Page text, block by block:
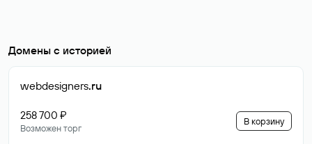
Домены с историей
webdesigners.ru
258 700 ₽
Возможен торг
В корзину